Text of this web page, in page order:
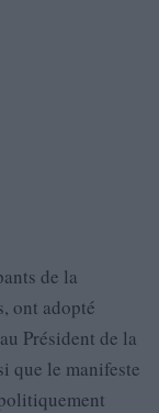
de la
ont adopté
Président de la
que le manifeste